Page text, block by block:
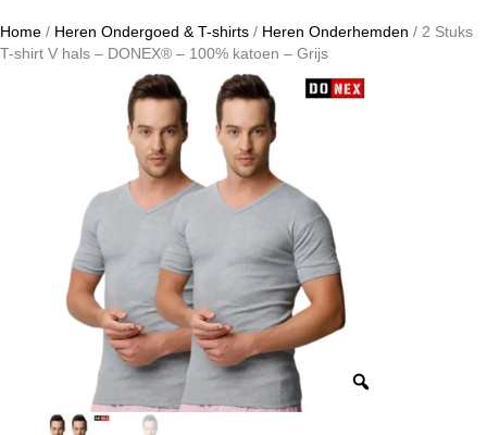
Home / Heren Ondergoed & T-shirts / Heren Onderhemden / 2 Stuks
T-shirt V hals – DONEX® – 100% katoen – Grijs